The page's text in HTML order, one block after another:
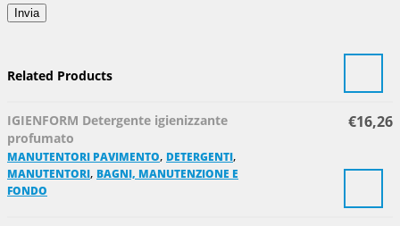
Related Products
€16,26
IGIENFORM Detergente igienizzante
profumato
MANUTENTORI PAVIMENTO, DETERGENTI,
MANUTENTORI, BAGNI, MANUTENZIONE E
FONDO